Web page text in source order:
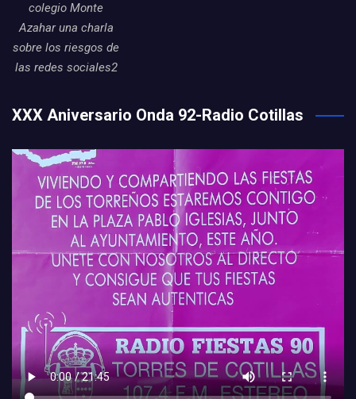
colegio Monte
Azahar una charla
sobre los riesgos de
las redes sociales2
XXX Aniversario Onda 92-Radio Cotillas